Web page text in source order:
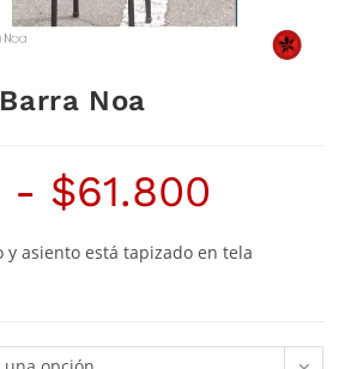
Noa
- $61.800
asiento está tapizado en tela